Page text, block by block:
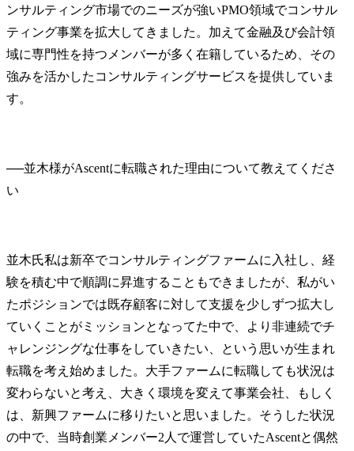
ンサルティング市場でのニーズが強いPMO領域でコンサル
ティング事業を拡大してきました。加えて金融及び会計領
域に専門性を持つメンバーが多く在籍しているため、その
強みを活かしたコンサルティングサービスを提供していま
す。
──並木様がAscentに転職された理由について教えてくださ
並木氏私は新卒でコンサルティングファームに入社し、経
験を積む中で順調に昇進することもできましたが、私がい
たポジションでは既存顧客に対して支援を少しずつ拡大し
ていくことがミッションとなってた中で、より非連続でチ
ャレンジングな仕事をしていきたい、という思いが生まれ
転職を考え始めました。大手ファームに転職しても状況は
変わらないと考え、大きく環境を変えて事業会社、もしく
は、新興ファームに移りたいと思いました。そうした状況
の中で、当時創業メンバー2人で運営していたAscentと偶然